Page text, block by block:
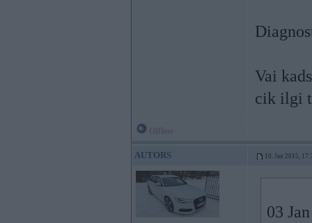
Vai
cik ilgi
AUTORS 10. Jan 2015,
03